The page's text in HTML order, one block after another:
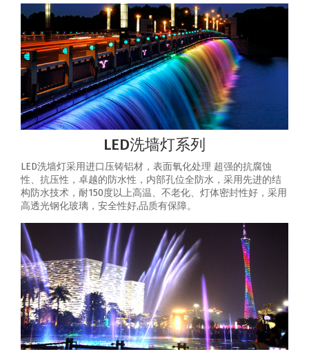
LED洗墙灯系列
LED洗墙灯采用进口压铸铝材，表面氧化处理 超强的抗腐蚀
性、抗压性，卓越的防水性，内部孔位全防水，采用先进的结
构防水技术，耐150度以上高温、不老化、灯体密封性好，采用
高透光钢化玻璃，安全性好,品质有保障。